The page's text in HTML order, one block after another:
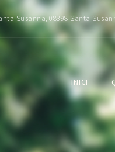
Susanna, 08398 Santa
INICI